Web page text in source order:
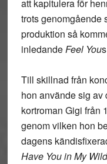
att kapitulera för
trots genomgående
produktion så
inledandeFeel You
Till skillnad från
hon använde sig av
kortroman Gigi från
genom vilken hon
dagens
Have You in My